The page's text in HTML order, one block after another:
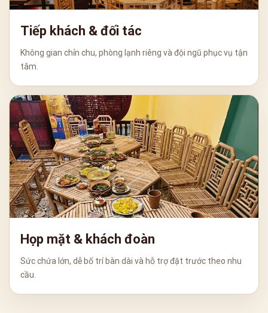
Tiếp khách & đối tác
Không gian chỉn chu, phòng lạnh riêng và đội ngũ phục vụ tận
tâm.
Họp mặt & khách đoàn
Sức chứa lớn, dễ bố trí bàn dài và hỗ trợ đặt trước theo nhu
cầu.